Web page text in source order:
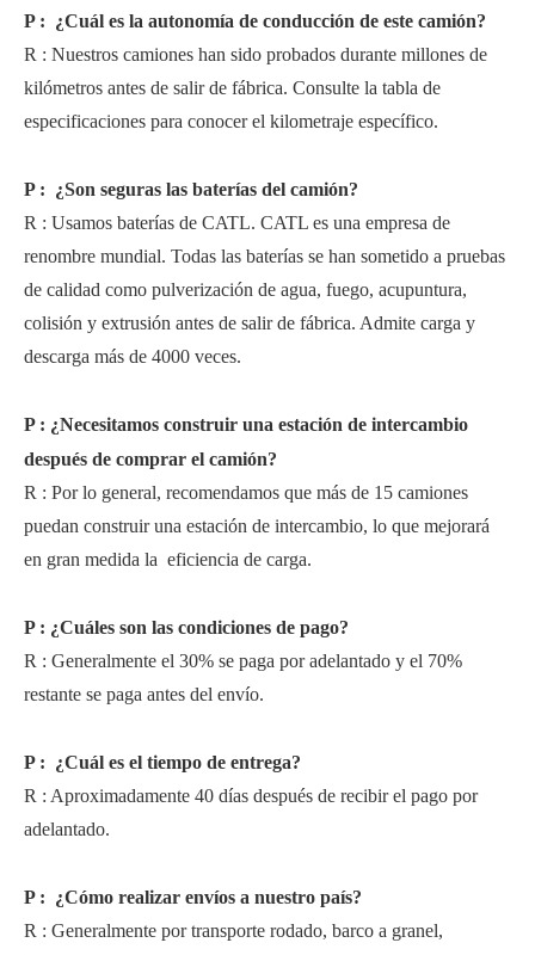
P : ¿Cuál es la autonomía de conducción de este camión?
R : Nuestros camiones han sido probados durante millones de
kilómetros antes de salir de fábrica. Consulte la tabla de
especificaciones para conocer el kilometraje específico.
P : ¿Son seguras las baterías del camión?
R : Usamos baterías de CATL. CATL es una empresa de
renombre mundial. Todas las baterías se han sometido a pruebas
de calidad como pulverización de agua, fuego, acupuntura,
colisión y extrusión antes de salir de fábrica. Admite carga y
descarga más de 4000 veces.
P : ¿Necesitamos construir una estación de intercambio
después de comprar el camión?
R : Por lo general, recomendamos que más de 15 camiones
puedan construir una estación de intercambio, lo que mejorará
en gran medida la eficiencia de carga.
P : ¿Cuáles son las condiciones de pago?
R : Generalmente el 30% se paga por adelantado y el 70%
restante se paga antes del envío.
P : ¿Cuál es el tiempo de entrega?
R : Aproximadamente 40 días después de recibir el pago por
adelantado.
P : ¿Cómo realizar envíos a nuestro país?
R : Generalmente por transporte rodado, barco a granel,